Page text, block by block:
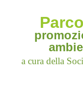
a cura della